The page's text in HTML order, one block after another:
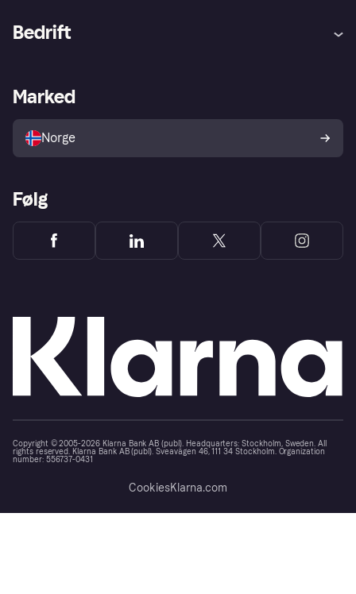
Utforsk butikker
Bedrift
Merchant portal
Marked
Norge
Følg
Copyright © 2005-2026 Klarna Bank AB (publ). Headquarters: Stockholm, Sweden. All
rights reserved. Klarna Bank AB (publ). Sveavägen 46, 111 34 Stockholm. Organization
number: 556737-0431
CookiesKlarna.com